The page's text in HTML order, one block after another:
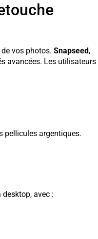
vos photos. Snapseed ,
avancées. Les utilisateurs
pellicules argentiques.
avec :